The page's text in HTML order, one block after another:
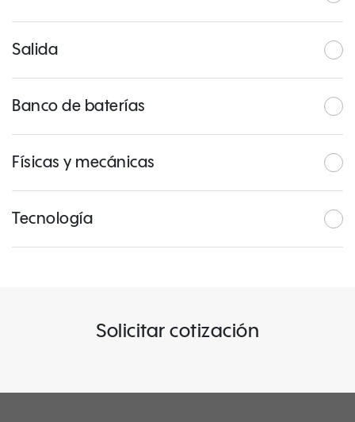
Salida
Banco de baterías
Físicas y mecánicas
Tecnología
Solicitar cotización